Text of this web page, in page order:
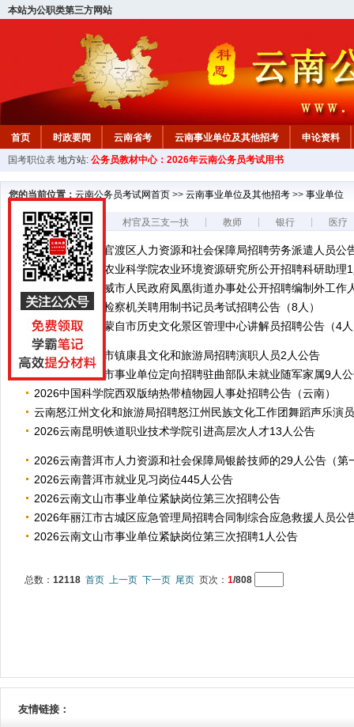
本站为公职类第三方网站
首页 时政要闻 云南省考 云南事业单位及其他招考
申论资料
国考职位表 地方站: 公务员教材中心：2026年云南公务员考试用书
您的当前位置： 云南公务员考试网首页 >> 云南事业单位及其他招考 >> 事业单位
事业单位 村官及三支一扶 教师 银行 医疗
2026年昆明市官渡区人力资源和社会保障局招聘劳务派遣人员公
2026年云南省农业科学院农业环境资源研究所公开招聘科研助理
2026年云南宣威市人民政府凤凰街道办事处公开招聘编制外工作
2026年迪庆州检察机关聘用制书记员考试招聘公告（8人）
2026年红河州蒙自市历史文化景区管理中心讲解员招聘公告（4
2026云南临沧市镇康县文化和旅游局招聘演职人员2人公告
2026云南曲靖市事业单位定向招聘驻曲部队未就业随军家属9人
2026中国科学院西双版纳热带植物园人事处招聘公告（云南）
云南怒江州文化和旅游局招聘怒江州民族文化工作团舞蹈声乐演
2026云南昆明铁道职业技术学院引进高层次人才13人公告
2026云南普洱市人力资源和社会保障局银龄技师的29人公告（第
2026云南普洱市就业见习岗位445人公告
2026云南文山市事业单位紧缺岗位第三次招聘公告
2026年丽江市古城区应急管理局招聘合同制综合应急救援人员公
2026云南文山市事业单位紧缺岗位第三次招聘1人公告
总数： 12118 首页 上一页 下一页 尾页 页次： 1/808
友情链接：